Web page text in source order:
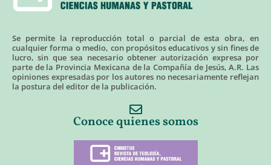
Se permite la reproducción total o parcial de esta obra, en
cualquier forma o medio, con propósitos educativos y sin fines de
lucro, sin que sea necesario obtener autorización expresa por
parte de la Provincia Mexicana de la Compañía de Jesús, A.R. Las
opiniones expresadas por los autores no necesariamente reflejan
la postura del editor de la publicación.
Conoce quienes somos